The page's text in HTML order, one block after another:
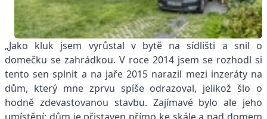
„Jako kluk jsem vyrůstal v bytě na sídlišti a snil o
domečku se zahrádkou. V roce 2014 jsem se rozhodl si
tento sen splnit a na jaře 2015 narazil mezi inzeráty na
dům, který mne zprvu spíše odrazoval, jelikož šlo o
hodně zdevastovanou stavbu. Zajímavé bylo ale jeho